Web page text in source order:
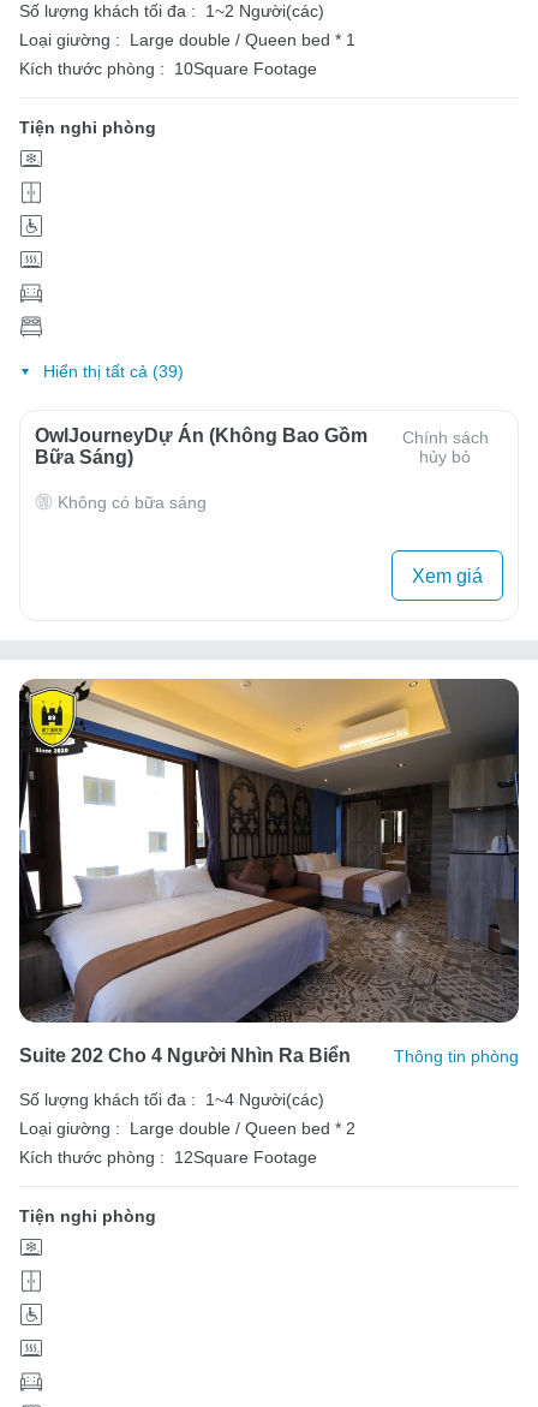
Số lượng khách tối đa :
1~2 Người(các)
Loại giường :
Large double / Queen bed * 1
Kích thước phòng :
10Square Footage
Tiện nghi phòng
Hiển thị tất cả (39)
OwlJourneyDự Án (Không Bao Gồm
Bữa Sáng)
Chính sách
hủy bỏ
Không có bữa sáng
Xem giá
Suite 202 Cho 4 Người Nhìn Ra Biển Thông tin phòng
Số lượng khách tối đa :
1~4 Người(các)
Loại giường :
Large double / Queen bed * 2
Kích thước phòng :
12Square Footage
Tiện nghi phòng